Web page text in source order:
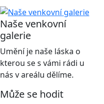
Naše venkovní
galerie
Umění je naše láska o
kterou se s vámi rádi u
nás v areálu dělíme.
Může se hodit